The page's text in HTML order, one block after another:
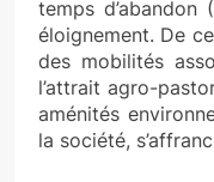
temps
éloignement. De
des mobilités
l’attrait agro-
aménités
la société,